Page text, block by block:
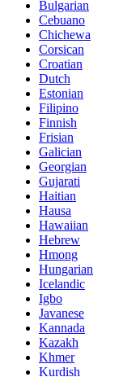
Bulgarian
Cebuano
Chichewa
Corsican
Croatian
Dutch
Estonian
Filipino
Finnish
Frisian
Galician
Georgian
Gujarati
Haitian
Hausa
Hawaiian
Hebrew
Hmong
Hungarian
Icelandic
Igbo
Javanese
Kannada
Kazakh
Khmer
Kurdish